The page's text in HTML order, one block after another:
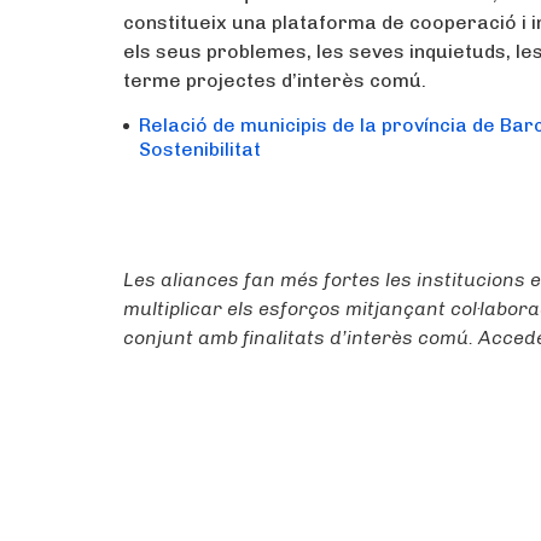
constitueix una plataforma de cooperació i
els seus problemes, les seves inquietuds,
terme projectes d’interès comú.
Relació de municipis de la província de
Sostenibilitat
Les aliances fan més fortes les institucions
multiplicar els esforços mitjançant
conjunt amb finalitats d’interès comú.